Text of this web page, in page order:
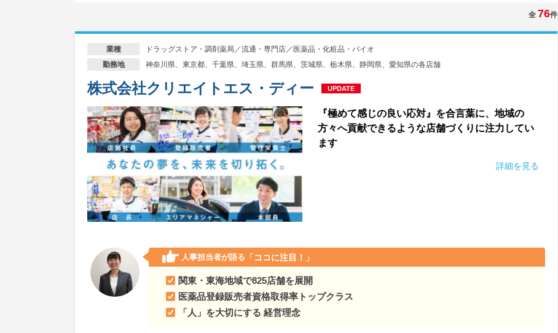
全 76件
業種 ドラッグストア・調剤薬局／流通・専門店／医薬品・化粧品・バイオ
勤務地 神奈川県、東京都、千葉県、埼玉県、群馬県、茨城県、栃木県、静岡県、愛知県の各店舗
株式会社クリエイトエス・ディー UPDATE
『極めて感じの良い応対』を合言葉に、地域の
方々へ貢献できるような店舗づくりに注力してい
ます
詳細を見る
人事担当者が語る 「ココに注目！」
関東・東海地域で825店舗を展開
医薬品登録販売者資格取得率トップクラス
「人」を大切にする 経営理念